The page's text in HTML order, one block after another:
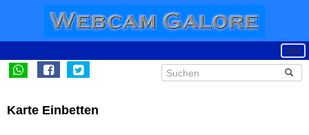
Karte Einbetten